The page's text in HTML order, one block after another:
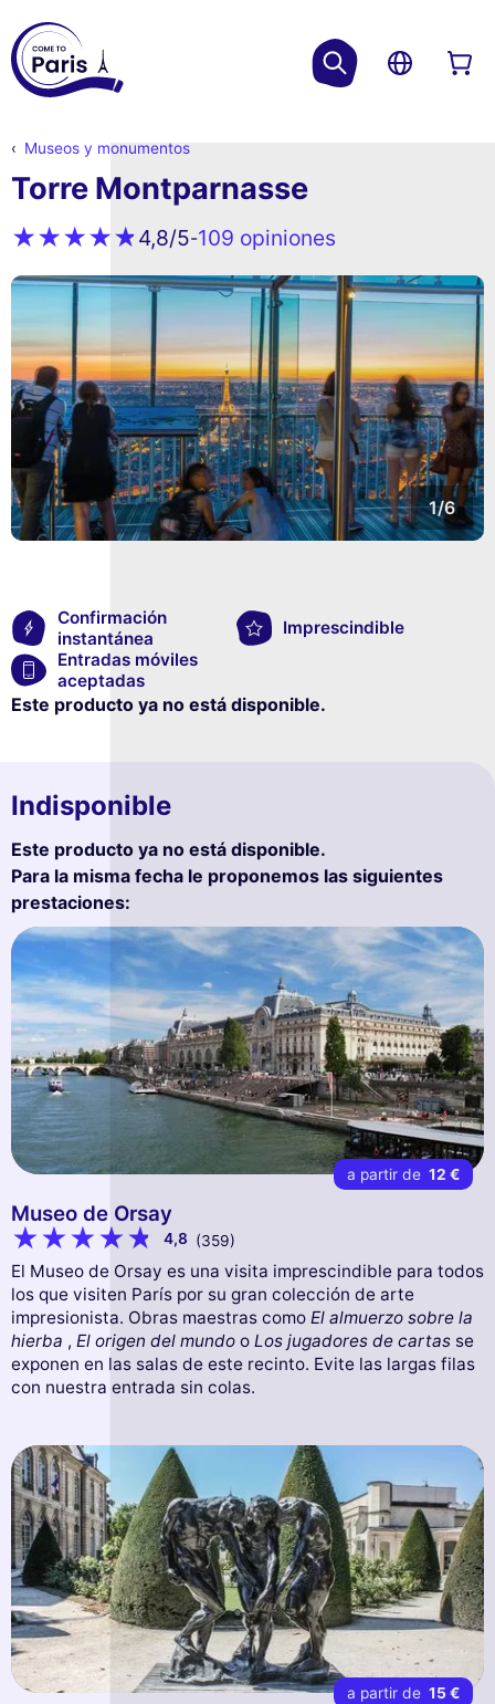
Museos y monumentos
Torre Montparnasse
4,8/5-109 opiniones
1/6
Confirmación
instantánea
Imprescindible
Entradas móviles
aceptadas
Este producto ya no está disponible.
Indisponible
Este producto ya no está disponible.
Para la misma fecha le proponemos las siguientes
prestaciones:
a partir de 12 €
Museo de Orsay
4,8 (359)
El Museo de Orsay es una visita imprescindible para todos
los que visiten París por su gran colección de arte
impresionista. Obras maestras como El almuerzo sobre la
hierba , El origen del mundo o Los jugadores de cartas se
exponen en las salas de este recinto. Evite las largas filas
con nuestra entrada sin colas.
a partir de 15 €